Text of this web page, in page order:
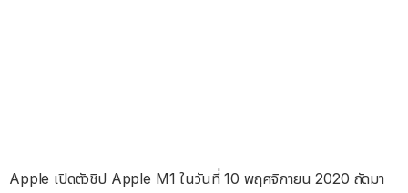
Apple เปิดตัวชิป Apple M1 ในวันที่ 10 พฤศจิกายน 2020 ถัดมา